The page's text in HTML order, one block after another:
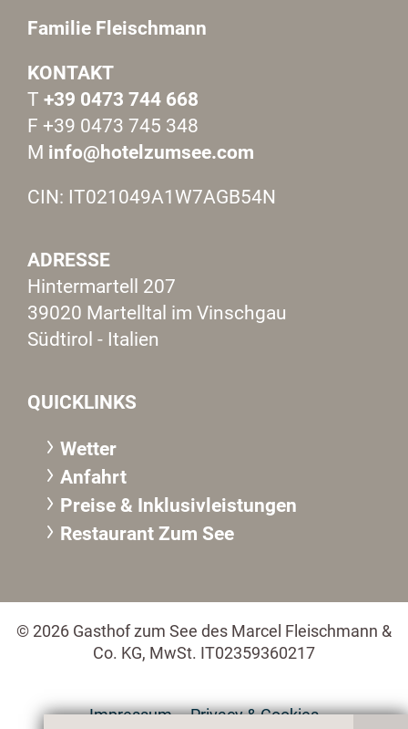
Familie Fleischmann
KONTAKT
T +39 0473 744 668
F +39 0473 745 348
M info@hotelzumsee.com
CIN: IT021049A1W7AGB54N
ADRESSE
Hintermartell 207
39020 Martelltal im Vinschgau
Südtirol - Italien
QUICKLINKS
Wetter
Anfahrt
Preise & Inklusivleistungen
Restaurant Zum See
© 2026 Gasthof zum See des Marcel Fleischmann &
Co. KG, MwSt. IT02359360217
Impressum Privacy & Cookies